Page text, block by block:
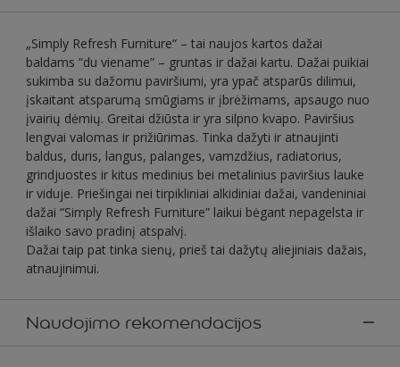
„Simply Refresh Furniture“ – tai naujos kartos dažai
baldams “du viename” – gruntas ir dažai kartu. Dažai puikiai
sukimba su dažomu paviršiumi, yra ypač atsparūs dilimui,
įskaitant atsparumą smūgiams ir įbrėžimams, apsaugo nuo
įvairių dėmių. Greitai džiūsta ir yra silpno kvapo. Paviršius
lengvai valomas ir prižiūrimas. Tinka dažyti ir atnaujinti
baldus, duris, langus, palanges, vamzdžius, radiatorius,
grindjuostes ir kitus medinius bei metalinius paviršius lauke
ir viduje. Priešingai nei tirpikliniai alkidiniai dažai, vandeniniai
dažai “Simply Refresh Furniture” laikui bėgant nepagelsta ir
išlaiko savo pradinį atspalvį.
Dažai taip pat tinka sienų, prieš tai dažytų aliejiniais dažais,
atnaujinimui.
Naudojimo rekomendacijos